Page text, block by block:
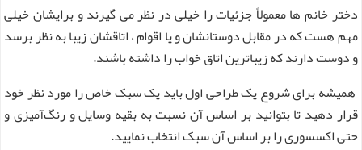
دختر خانم ها معمولاً جزئیات را خیلی در نظر می گیرند و برایشان خیلی
مهم هست که در مقابل دوستانشان و یا اقوام ، اتاقشان زیبا به نظر برسد
و دوست دارند که زیباترین اتاق خواب را داشته باشند.
همیشه برای شروع یک طراحی اول باید یک سبک خاص را مورد نظر خود
قرار دهید تا بتوانید بر اساس آن نسبت به بقیه وسایل و رنگ‌آمیزی و
حتی اکسسوری را بر اساس آن سبک انتخاب نمایید.